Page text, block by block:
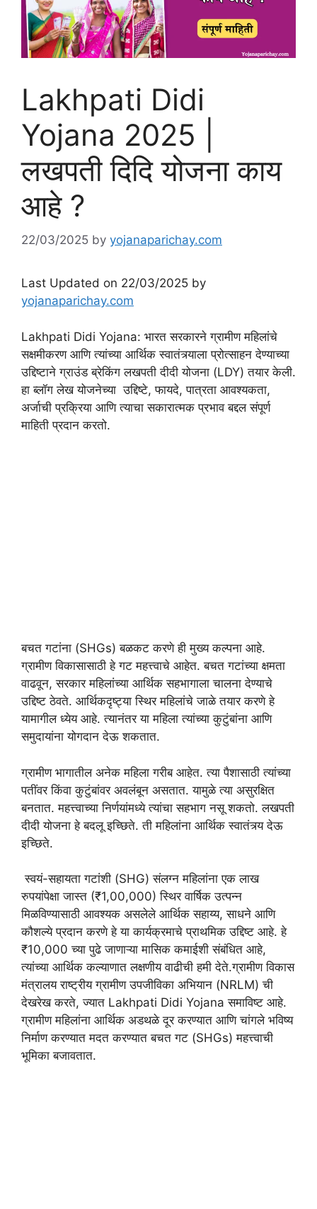
Lakhpati Didi
Yojana 2025 |
लखपती दिदि योजना काय
आहे ?
22/03/2025 by yojanaparichay.com
Last Updated on 22/03/2025 by
yojanaparichay.com
Lakhpati Didi Yojana: भारत सरकारने ग्रामीण महिलांचे
सक्षमीकरण आणि त्यांच्या आर्थिक स्वातंत्र्याला प्रोत्साहन देण्याच्या
उद्दिष्टाने ग्राउंड ब्रेकिंग लखपती दीदी योजना (LDY) तयार केली.
हा ब्लॉग लेख योजनेच्या उद्दिष्टे, फायदे, पात्रता आवश्यकता,
अर्जाची प्रक्रिया आणि त्याचा सकारात्मक प्रभाव बद्दल संपूर्ण
माहिती प्रदान करतो.
बचत गटांना (SHGs) बळकट करणे ही मुख्य कल्पना आहे.
ग्रामीण विकासासाठी हे गट महत्त्वाचे आहेत. बचत गटांच्या क्षमता
वाढवून, सरकार महिलांच्या आर्थिक सहभागाला चालना देण्याचे
उद्दिष्ट ठेवते. आर्थिकदृष्ट्या स्थिर महिलांचे जाळे तयार करणे हे
यामागील ध्येय आहे. त्यानंतर या महिला त्यांच्या कुटुंबांना आणि
समुदायांना योगदान देऊ शकतात.
ग्रामीण भागातील अनेक महिला गरीब आहेत. त्या पैशासाठी त्यांच्या
पतींवर किंवा कुटुंबांवर अवलंबून असतात. यामुळे त्या असुरक्षित
बनतात. महत्त्वाच्या निर्णयांमध्ये त्यांचा सहभाग नसू शकतो. लखपती
दीदी योजना हे बदलू इच्छिते. ती महिलांना आर्थिक स्वातंत्र्य देऊ
इच्छिते.
स्वयं-सहायता गटांशी (SHG) संलग्न महिलांना एक लाख
रुपयांपेक्षा जास्त (₹1,00,000) स्थिर वार्षिक उत्पन्न
मिळविण्यासाठी आवश्यक असलेले आर्थिक सहाय्य, साधने आणि
कौशल्ये प्रदान करणे हे या कार्यक्रमाचे प्राथमिक उद्दिष्ट आहे. हे
₹10,000 च्या पुढे जाणाऱ्या मासिक कमाईशी संबंधित आहे,
त्यांच्या आर्थिक कल्याणात लक्षणीय वाढीची हमी देते.ग्रामीण विकास
मंत्रालय राष्ट्रीय ग्रामीण उपजीविका अभियान (NRLM) ची
देखरेख करते, ज्यात Lakhpati Didi Yojana समाविष्ट आहे.
ग्रामीण महिलांना आर्थिक अडथळे दूर करण्यात आणि चांगले भविष्य
निर्माण करण्यात मदत करण्यात बचत गट (SHGs) महत्त्वाची
भूमिका बजावतात.